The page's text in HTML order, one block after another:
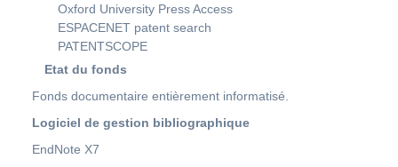
Oxford University Press Access
ESPACENET patent search
PATENTSCOPE
Etat du fonds
Fonds documentaire entièrement informatisé.
Logiciel de gestion bibliographique
EndNote X7